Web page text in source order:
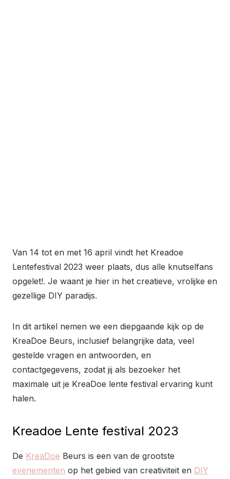
Van 14 tot en met 16 april vindt het Kreadoe
Lentefestival 2023 weer plaats, dus alle knutselfans
opgelet!. Je waant je hier in het creatieve, vrolijke en
gezellige DIY paradijs.
In dit artikel nemen we een diepgaande kijk op de
KreaDoe Beurs, inclusief belangrijke data, veel
gestelde vragen en antwoorden, en
contactgegevens, zodat jij als bezoeker het
maximale uit je KreaDoe lente festival ervaring kunt
halen.
Kreadoe Lente festival 2023
De KreaDoe Beurs is een van de grootste
evenementen op het gebied van creativiteit en DIY